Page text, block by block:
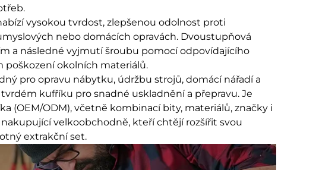
vysokou tvrdost, zlepšenou odolnost proti
nebo domácích opravách. Dvoustupňová
a následné vyjmutí šroubu pomocí odpovídajícího
poškození okolních materiálů.
pro opravu nábytku, údržbu strojů, domácí nářadí a
kufříku pro snadné uskladnění a přepravu. Je
(OEM/ODM), včetně kombinací bity, materiálů, značky i
velkoobchodně, kteří chtějí rozšířit svou
extrakční set.